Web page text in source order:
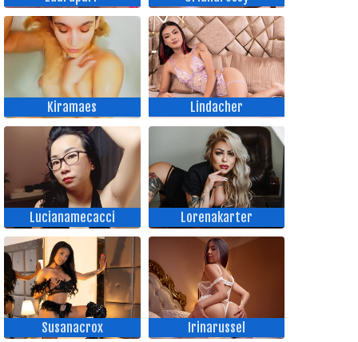
Kiramaes Lindacher
Lucianamecacci Lorenakarter
Susanacrox Irinarussel